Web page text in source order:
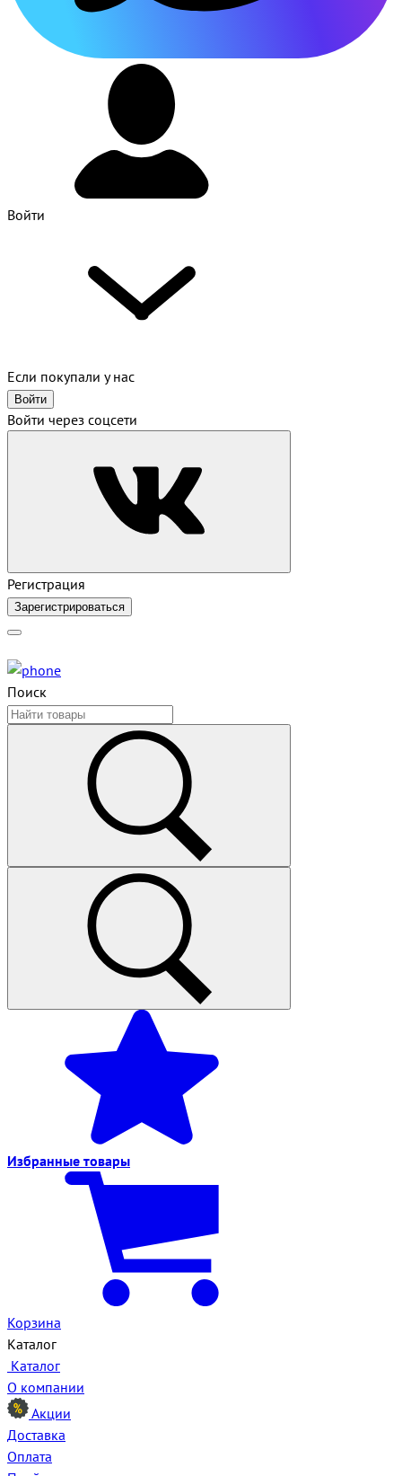
Войти
Если покупали у нас
Войти
Войти через соцсети
Регистрация
Зарегистрироваться
Поиск
Избранные товары
Корзина
Каталог
Каталог
О компании
Акции
Доставка
Оплата